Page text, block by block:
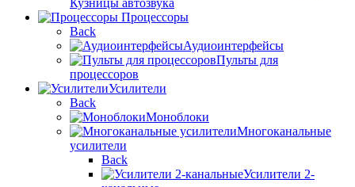
Кузницы автозвука
Процессоры
Back
Аудиоинтерфейсы
Пульты для
процессоров
Усилители
Back
Моноблоки
Многоканальные
усилители
Back
Усилители 2-